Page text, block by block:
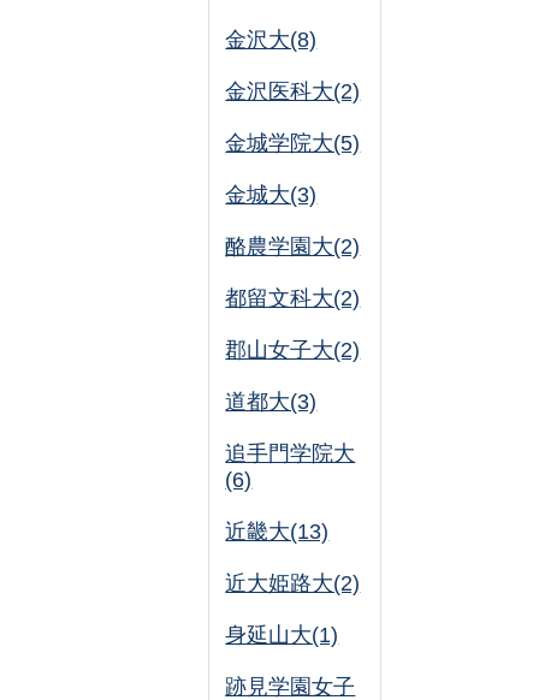
金沢大(8)
金沢医科大(2)
金城学院大(5)
金城大(3)
酪農学園大(2)
都留文科大(2)
郡山女子大(2)
道都大(3)
追手門学院大
(6)
近畿大(13)
近大姫路大(2)
身延山大(1)
跡見学園女子